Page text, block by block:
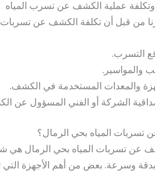
عملية الكشف عن تسرب المياه
من قبل أن تكلفة الكشف عن
التسرب.
والمواسير.
والمعدات المستخدمة في الكشف.
الشركة أو الفني المسؤول عن
المياه بحي الرمال؟
عن تسربات المياه بحي الرمال هي
وسرعة. بعض من أهم الأجهزة